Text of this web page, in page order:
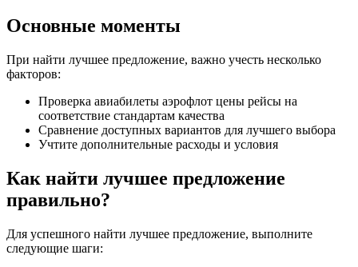
Основные моменты
При найти лучшее предложение, важно учесть несколько
факторов:
Проверка авиабилеты аэрофлот цены рейсы на
соответствие стандартам качества
Сравнение доступных вариантов для лучшего выбора
Учтите дополнительные расходы и условия
Как найти лучшее предложение
правильно?
Для успешного найти лучшее предложение, выполните
следующие шаги: